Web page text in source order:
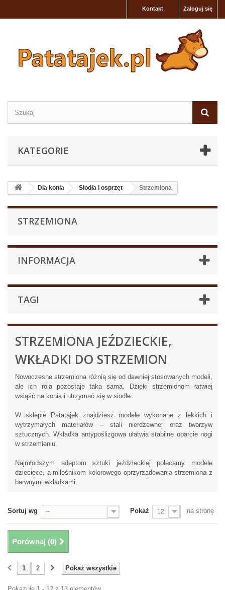
Zaloguj się
Kontakt
KATEGORIE
Dla konia Siodła i osprzęt Strzemiona
STRZEMIONA
INFORMACJA
TAGI
STRZEMIONA JEŹDZIECKIE,
WKŁADKI DO STRZEMION
Nowoczesne strzemiona różnią się od dawniej stosowanych modeli,
ale ich rola pozostaje taka sama. Dzięki strzemionom łatwiej
wsiąść na konia i utrzymać się w siodle.
W sklepie Patatajek znajdziesz modele wykonane z lekkich i
wytrzymałych materiałów – stali nierdzewnej oraz tworzyw
sztucznych. Wkładka antypoślizgowa ułatwia stabilne oparcie nogi
w strzemieniu.
Najmłodszym adeptom sztuki jeździeckiej polecamy modele
dziecięce, a miłośnikom kolorowego oprzyrządowania strzemiona z
barwnymi wkładkami.
Sortuj wg -- Pokaż 12 na stronę
Porównaj (0)
Pokaż wszystkie
1 2